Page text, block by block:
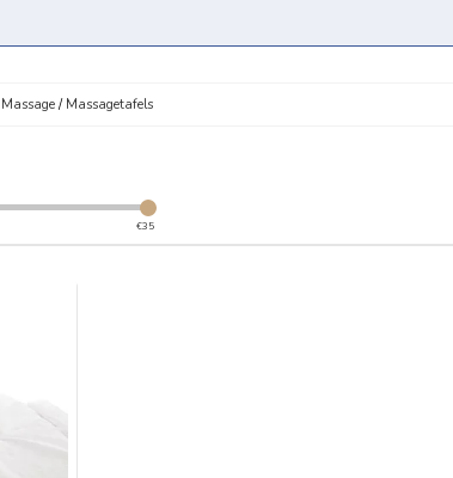
Massage/ Massagetafels
€35